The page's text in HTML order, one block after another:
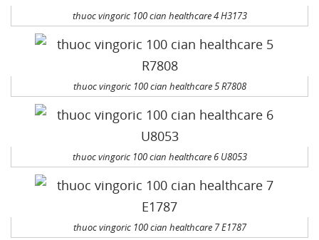
thuoc vingoric 100 cian healthcare 4 H3173
thuoc vingoric 100 cian healthcare 5 R7808
thuoc vingoric 100 cian healthcare 6 U8053
thuoc vingoric 100 cian healthcare 7 E1787